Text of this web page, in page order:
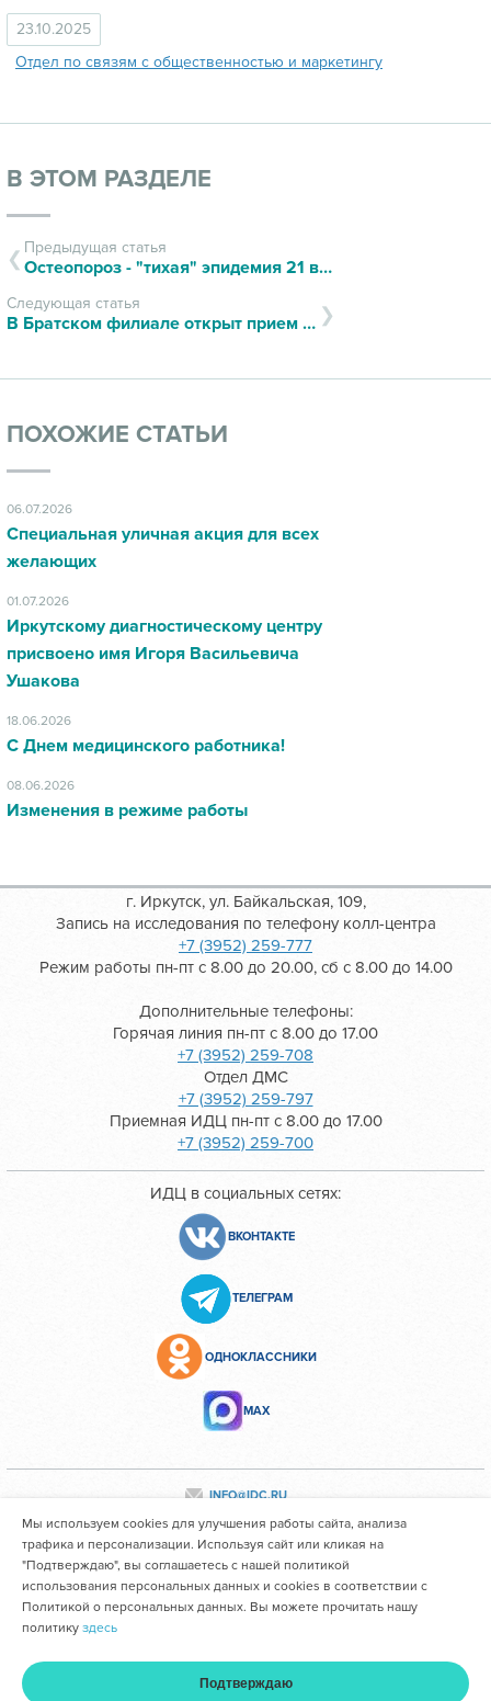
23.10.2025
Отдел по связям с общественностью и маркетингу
В ЭТОМ РАЗДЕЛЕ
Предыдущая статья
Остеопороз - "тихая" эпидемия 21 века
Следующая статья
В Братском филиале открыт прием врача-кардиолога
ПОХОЖИЕ СТАТЬИ
06.07.2026
Специальная уличная акция для всех
желающих
01.07.2026
Иркутскому диагностическому центру
присвоено имя Игоря Васильевича
Ушакова
18.06.2026
С Днем медицинского работника!
08.06.2026
Изменения в режиме работы
г. Иркутск, ул. Байкальская, 109,
Запись на исследования по телефону колл-центра
+7 (3952) 259-777
Режим работы пн-пт с 8.00 до 20.00, сб с 8.00 до 14.00
Дополнительные телефоны:
Горячая линия пн-пт с 8.00 до 17.00
+7 (3952) 259-708
Отдел ДМС
+7 (3952) 259-797
Приемная ИДЦ пн-пт с 8.00 до 17.00
+7 (3952) 259-700
ИДЦ в социальных сетях:
ВКОНТАКТЕ
ТЕЛЕГРАМ
ОДНОКЛАССНИКИ
МАХ
INFO@IDC.RU
Все персональные данные сотрудников размещены с их
согласия
Областное государственное автономное учреждение
здравоохранения "Иркутский областной клинический
консультативно-диагностический центр им. И.В. Ушакова"
Мы используем cookies для улучшения работы сайта, анализа
трафика и персонализации. Используя сайт или кликая на
"Подтверждаю", вы соглашаетесь с нашей политикой
использования персональных данных и cookies в соответствии с
Политикой о персональных данных. Вы можете прочитать нашу
политику здесь
Подтверждаю